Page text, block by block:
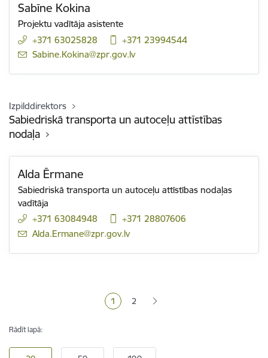
Sabīne Kokina
Projektu vadītāja asistente
+371 63025828
+371 23994544
E-pasts:
Sabine.Kokina@zpr.gov.lv
Izpilddirektors
Sabiedriskā transporta un autoceļu attīstības
nodaļa
Alda Ērmane
Sabiedriskā transporta un autoceļu attīstības nodaļas
vadītāja
+371 63084948
+371 28807606
E-pasts:
Alda.Ermane@zpr.gov.lv
Pašreizējā lapa
1 Lapa
2
Rādīt lapā: